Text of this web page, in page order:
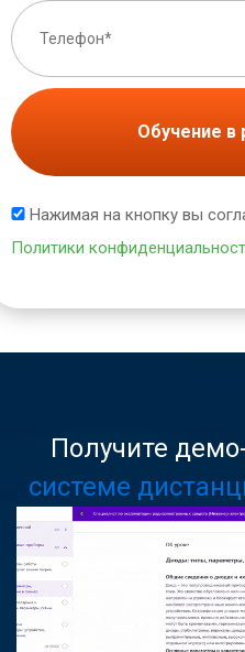
Обучение в
Нажимая на кнопку вы
Политики
Получите
системе